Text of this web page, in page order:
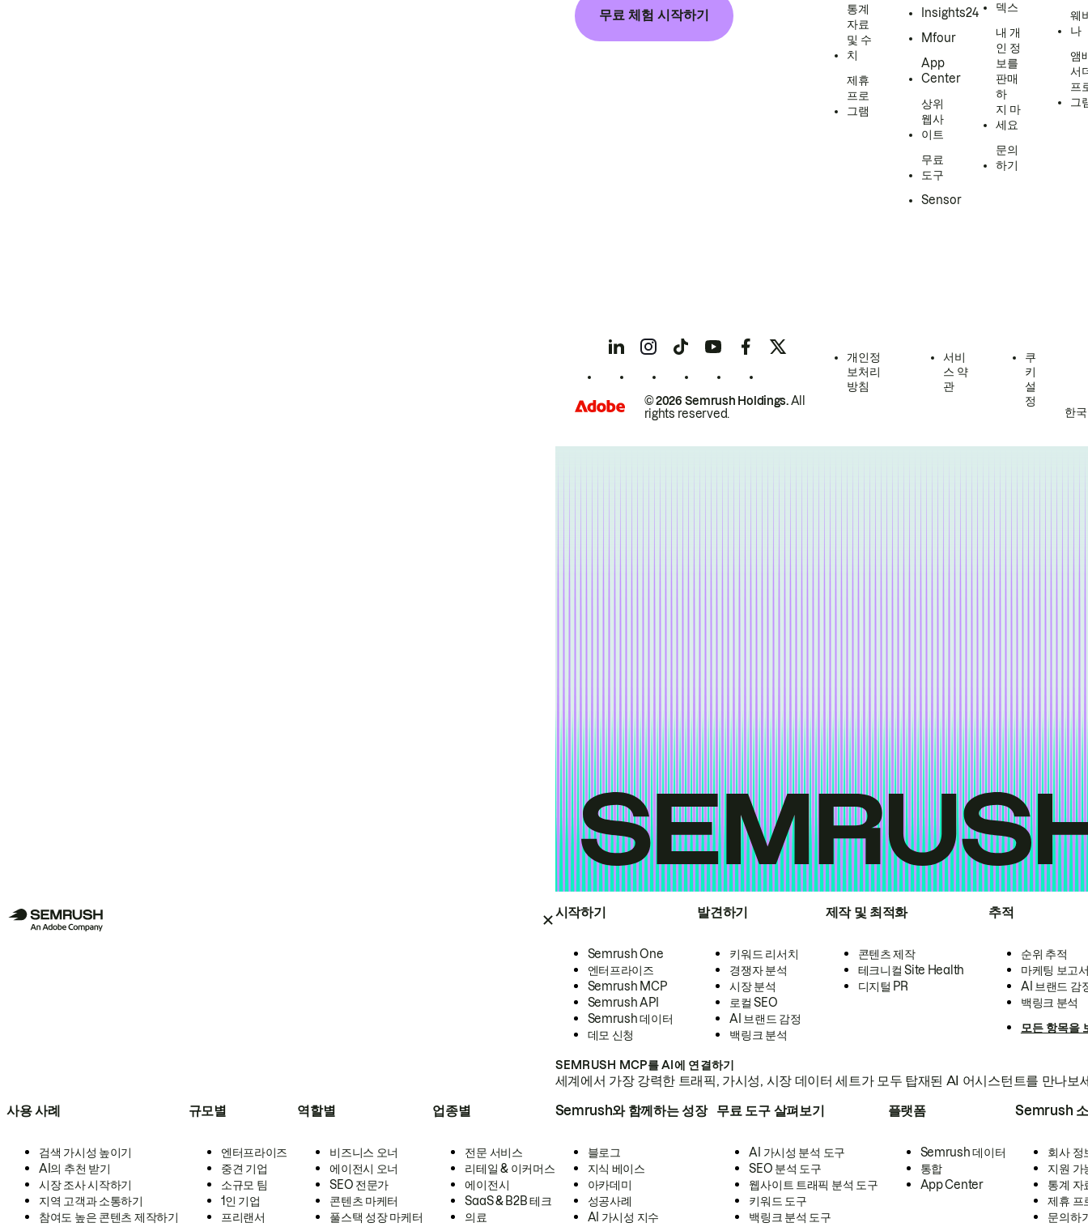
시작하기
Semrush One
엔터프라이즈
Semrush MCP
Semrush API
Semrush 데이터
데모 신청
발견하기
키워드 리서치
경쟁자 분석
시장 분석
로컬 SEO
AI 브랜드 감정
백링크 분석
제작 및 최적화
콘텐츠 제작
테크니컬 Site Health
디지털 PR
추적
순위 추적
마케팅 보고
AI 브랜드 감
백링크 분석
모든 항목을
SEMRUSH MCP를 AI에 연결하기
세계에서 가장 강력한 트래픽, 가시성, 시장 데이터 세트가 모두 탑재된 AI 어시스턴트를 만나보
사용 사례
검색 가시성 높이기
AI의 추천 받기
시장 조사 시작하기
지역 고객과 소통하기
참여도 높은 콘텐츠 제작하기
규모별
엔터프라이즈
중견 기업
소규모 팀
1인 기업
프리랜서
역할별
비즈니스 오너
에이전시 오너
SEO 전문가
콘텐츠 마케터
풀스택 성장 마케터
업종별
전문 서비스
리테일 & 이커머스
에이전시
SaaS & B2B 테크
의료
Semrush와 함께하는 성장
블로그
지식 베이스
아카데미
성공사례
AI 가시성 지수
무료 도구 살펴보기
AI 가시성 분석 도구
SEO 분석 도구
웹사이트 트래픽 분석 도구
키워드 도구
백링크 분석 도구
플랫폼
Semrush 데이터
통합
App Center
Semrush
회사 정
지원 가
통계 자
제휴 프
문의하
무료 체험 시작하기
통계
자료
및 수
치
제휴
프로
그램
Insights24
Mfour
App
Center
상위
웹사
이트
무료
도구
Sensor
덱스
내 개
인 정
보를
판매
하
지 마
세요
문의
하기
웨
나
앰
서
프
그
© 2026 Semrush Holdings.All
rights reserved.
개인정
보처리
방침
서비
스 약
관
쿠
키
설
정
한